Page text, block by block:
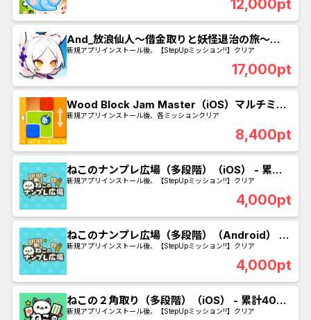
12,000pt
And_放浪仙人〜借金取りと妖怪退治の旅～
_SUR_25日以内に合体・十層を突破
新規アプリインストール後、【StepUpミッション!!】クリア
17,000pt
Wood Block Jam Master（iOS）マルチミッ
ション
新規アプリインストール後、各ミッションクリア
8,400pt
ねこのナンプレ広場（多段階）（iOS） - 累計
500勝利コイン獲得後ファーストミッション画
面にて達成報酬の400ポイントを獲得
新規アプリインストール後、【StepUpミッション!!】クリア
4,000pt
ねこのナンプレ広場（多段階）（Android） -
累計500勝利コイン獲得後ファーストミッショ
ン画面にて達成報酬の400ポイントを獲得
新規アプリインストール後、【StepUpミッション!!】クリア
4,000pt
ねこの２角取り（多段階）（iOS） - 累計4000
ポイント獲得
新規アプリインストール後、【StepUpミッション!!】クリア